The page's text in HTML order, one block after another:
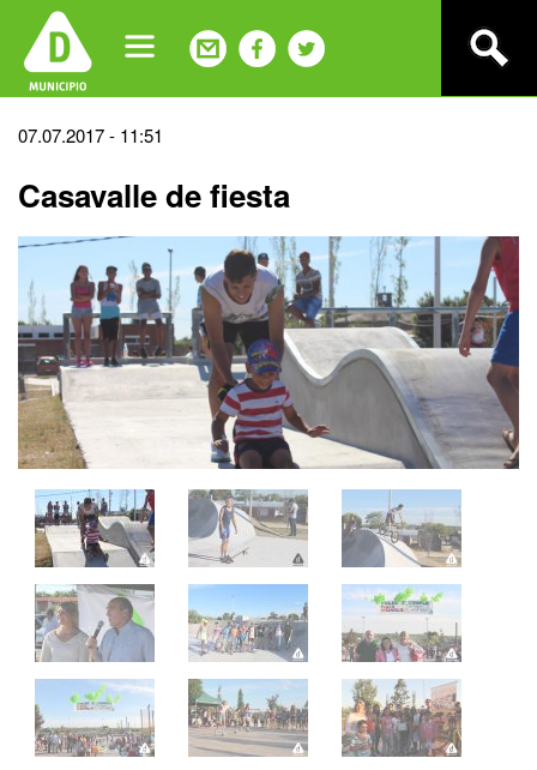
navigation
Back
top
07.07.2017 - 11:51
Casavalle de fiesta